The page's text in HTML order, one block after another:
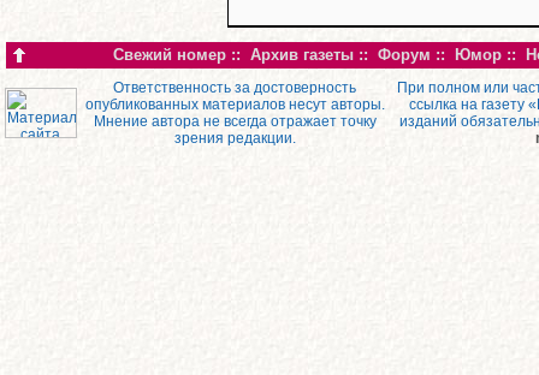
Свежий номер :: Архив газеты :: Форум :: Юмор ::
Ответственность за достоверность
опубликованных материалов несут авторы.
Мнение автора не всегда отражает точку
зрения редакции.
При полном или
ссылка на газету
изданий